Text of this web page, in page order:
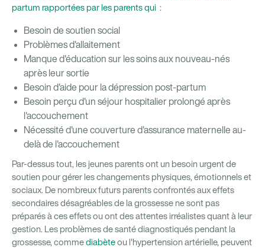
partum rapportées par les parents qui :
Besoin de soutien social
Problèmes d'allaitement
Manque d'éducation sur les soins aux nouveau-nés
après leur sortie
Besoin d'aide pour la dépression post-partum
Besoin perçu d'un séjour hospitalier prolongé après
l'accouchement
Nécessité d'une couverture d'assurance maternelle au-
delà de l'accouchement
Par-dessus tout, les jeunes parents ont un besoin urgent de
soutien pour gérer les changements physiques, émotionnels et
sociaux. De nombreux futurs parents confrontés aux effets
secondaires désagréables de la grossesse ne sont pas
préparés à ces effets ou ont des attentes irréalistes quant à leur
gestion. Les problèmes de santé diagnostiqués pendant la
grossesse, commediabèteou l'hypertension artérielle, peuvent